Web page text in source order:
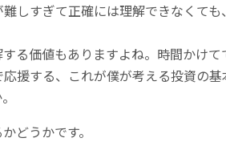
しすぎて正確には理解できなくても
る価値もありますよね。時間かけ
援する、これが僕が考える投資の基
どうかです。